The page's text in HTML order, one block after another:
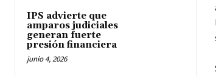
IPS advierte que
amparos judiciales
generan fuerte
presión financiera
junio 4, 2026